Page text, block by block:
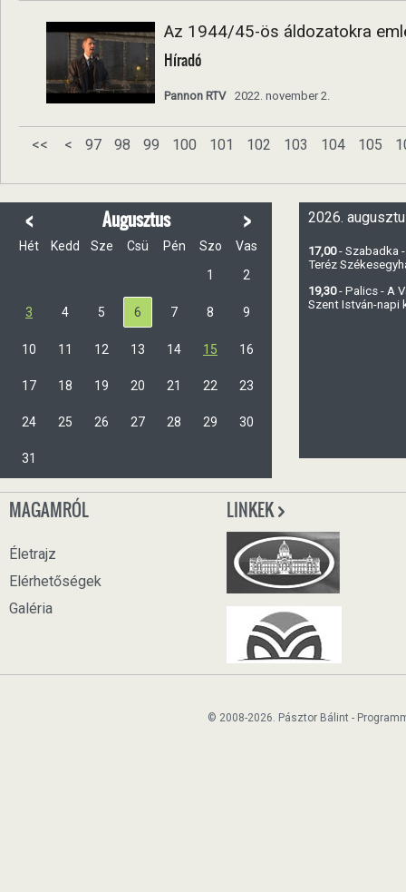
Az 1944/45-ös áldozatokra
Híradó
Pannon RTV 2022. november 2.
<< < 97 98 99 100 101 102 103 104 105
< Augusztus >
Hét Kedd Sze Csü Pén Szo
Vas
1
2
3 4 5 6 7 8 9
10 11 12 13 14 15 16
17 18 19 20 21 22 23
24 25 26 27 28 29 30
31
2026.
17,00- Szabadka
Teréz
19,30- Palics - A
Szent István-napi
MAGAMRÓL
Életrajz
Elérhetőségek
Galéria
LINKEK
© 2008-2026. Pásztor Bálint -